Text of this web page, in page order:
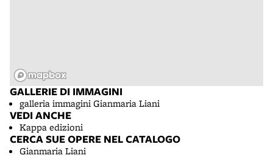
GALLERIE DI IMMAGINI
galleria immagini Gianmaria Liani
VEDI ANCHE
Kappa edizioni
CERCA SUE OPERE NEL CATALOGO
Gianmaria Liani